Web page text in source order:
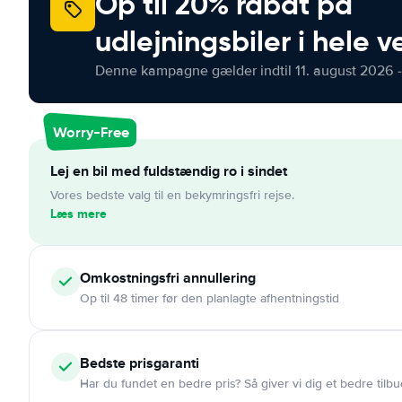
udlejningsbiler i hele
Denne kampagne gælder indtil 11. august 2026
Worry-Free
Lej en bil med fuldstændig ro i sindet
Vores bedste valg til en bekymringsfri rejse.
Læs mere
Omkostningsfri annullering
Op til 48 timer før den planlagte afhentningstid
Bedste prisgaranti
Har du fundet en bedre pris? Så giver vi dig et bedre